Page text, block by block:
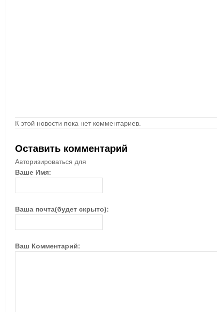
К этой новости пока нет комментариев.
Оставить комментарий
Авторизироваться для
Ваше Имя:
Ваша почта(будет скрыто):
Ваш Комментарий: